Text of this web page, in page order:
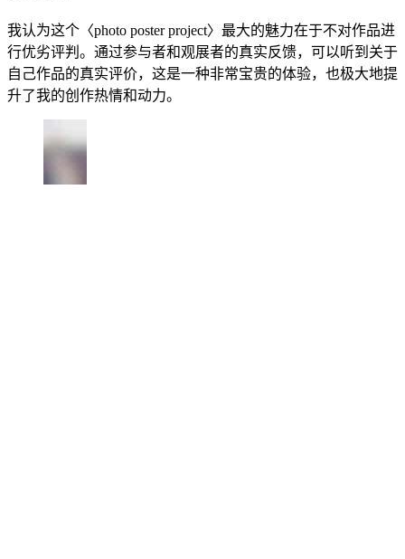
我认为这个〈photo poster project〉最大的魅力在于不对作品进
行优劣评判。通过参与者和观展者的真实反馈，可以听到关于
自己作品的真实评价，这是一种非常宝贵的体验，也极大地提
升了我的创作热情和动力。